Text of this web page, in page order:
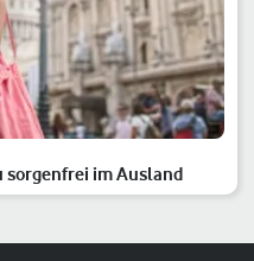
sorgenfrei im Ausland